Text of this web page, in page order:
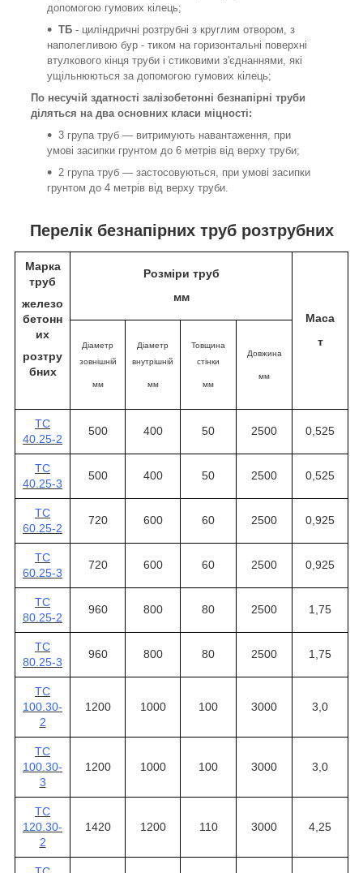
допомогою гумових кілець;
ТБ - циліндричні розтрубні з круглим отвором, з
наполегливою бур - тиком на горизонтальні поверхні
втулкового кінця труби і стиковими з'єднаннями, які
ущільнюються за допомогою гумових кілець;
По несучій здатності залізобетонні безнапірні труби
діляться на два основних класи міцності:
3 група труб — витримують навантаження, при
умові засипки грунтом до 6 метрів від верху труби;
2 група труб — застосовуються, при умові засипки
грунтом до 4 метрів від верху труби.
Перелік безнапірних труб розтрубних
Марка
труб
железо
бетонн
их
розтру
бних
Розміри труб
мм
Маса
т
Діаметр
зовнішній
мм
Діаметр
внутрішній
мм
Товщина
стінки
мм
Довжина
мм
ТС
40.25-2
500 400 50 2500 0,525
ТС
40.25-3
500 400 50 2500 0,525
ТС
60.25-2
720 600 60 2500 0,925
ТС
60.25-3
720 600 60 2500 0,925
ТС
80.25-2
960 800 80 2500 1,75
ТС
80.25-3
960 800 80 2500 1,75
ТС
100.30-
2
1200 1000 100 3000 3,0
ТС
100.30-
3
1200 1000 100 3000 3,0
ТС
120.30-
2
1420 1200 110 3000 4,25